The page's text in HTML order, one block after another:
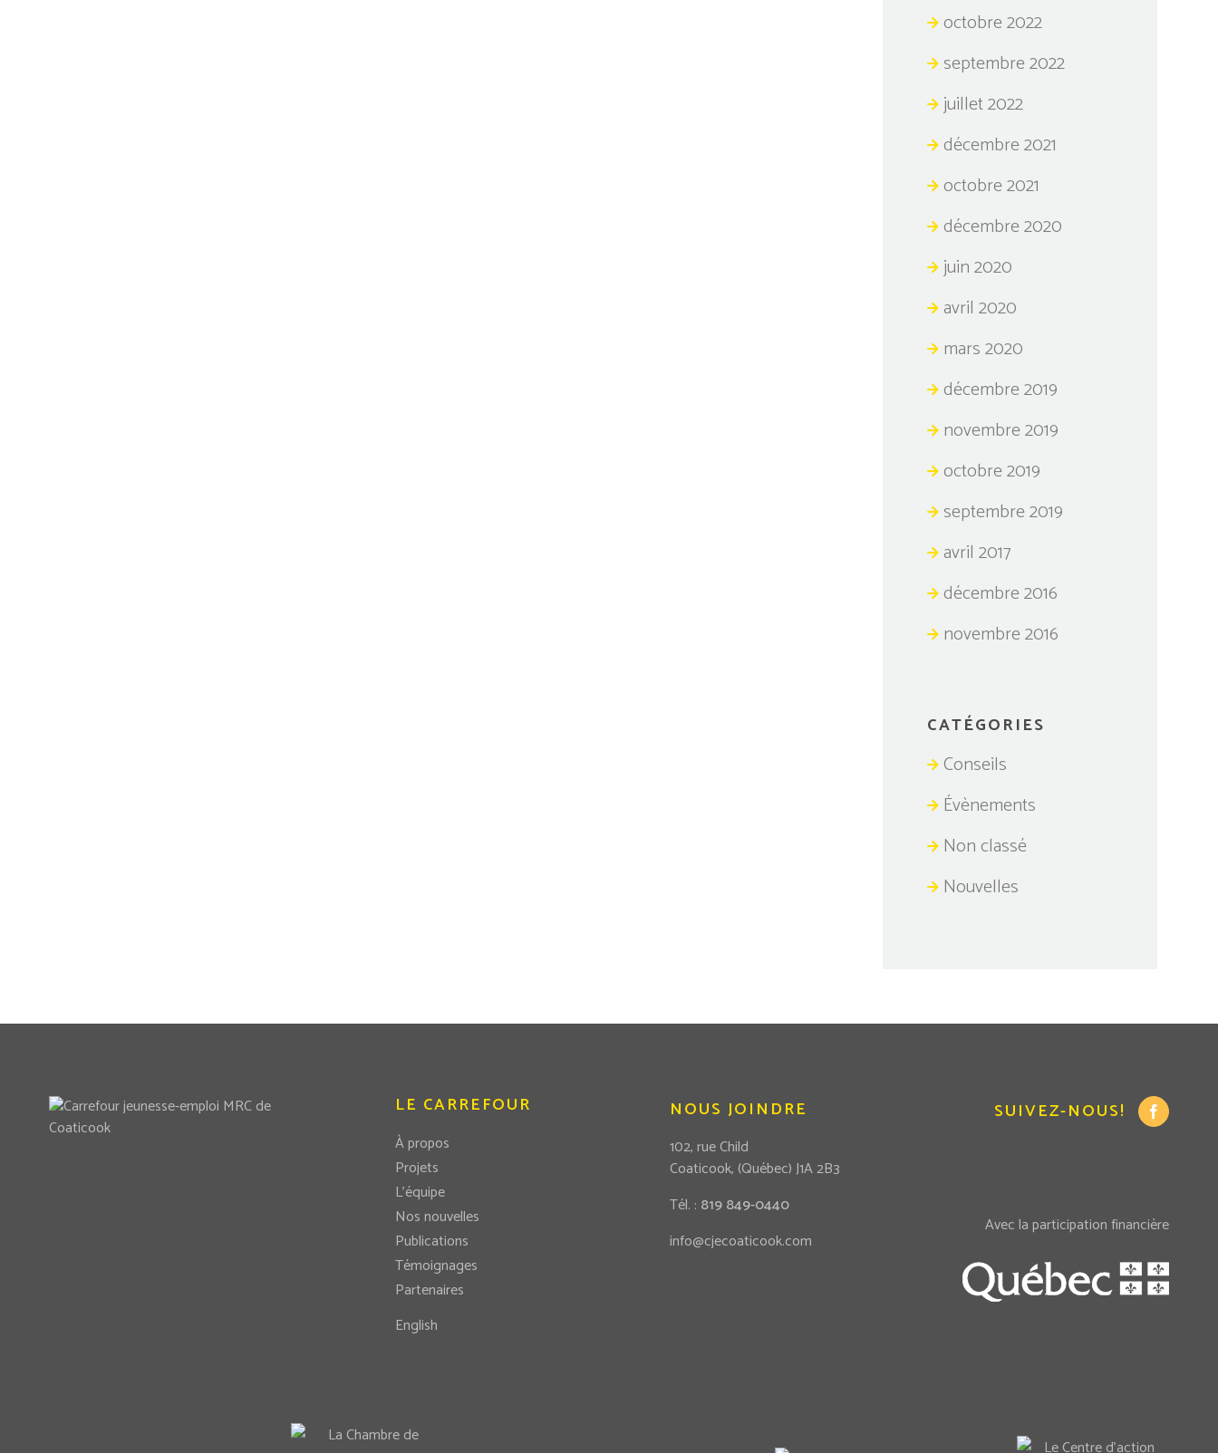
octobre 2022
septembre 2022
juillet 2022
décembre 2021
octobre 2021
décembre 2020
juin 2020
avril 2020
mars 2020
décembre 2019
novembre 2019
octobre 2019
septembre 2019
avril 2017
décembre 2016
novembre 2016
CATÉGORIES
Conseils
Évènements
Non classé
Nouvelles
LE CARREFOUR
À propos
Projets
L’équipe
Nos nouvelles
Publications
Témoignages
Partenaires
English
NOUS JOINDRE
102, rue Child
Coaticook, (Québec) J1A 2B3
Tél. : 819 849-0440
info@cjecoaticook.com
SUIVEZ-NOUS!
Avec la participation financière